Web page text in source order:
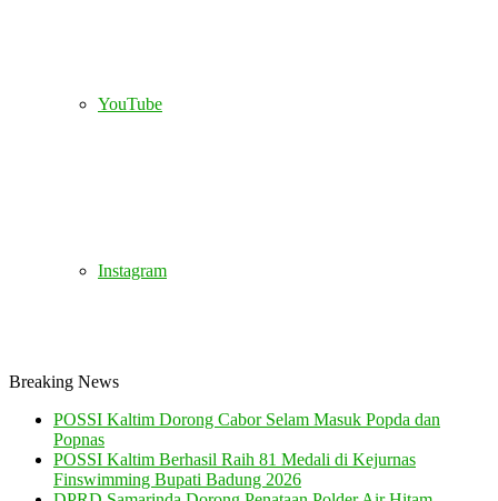
YouTube
Instagram
Breaking News
POSSI Kaltim Dorong Cabor Selam Masuk Popda dan
Popnas
POSSI Kaltim Berhasil Raih 81 Medali di Kejurnas
Finswimming Bupati Badung 2026